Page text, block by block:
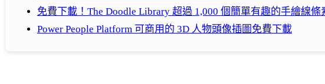
免費下載！The Doodle Library 超過 1,000 個簡單有趣的手繪線條
Power People Platform 可商用的 3D 人物頭像插圖免費下載